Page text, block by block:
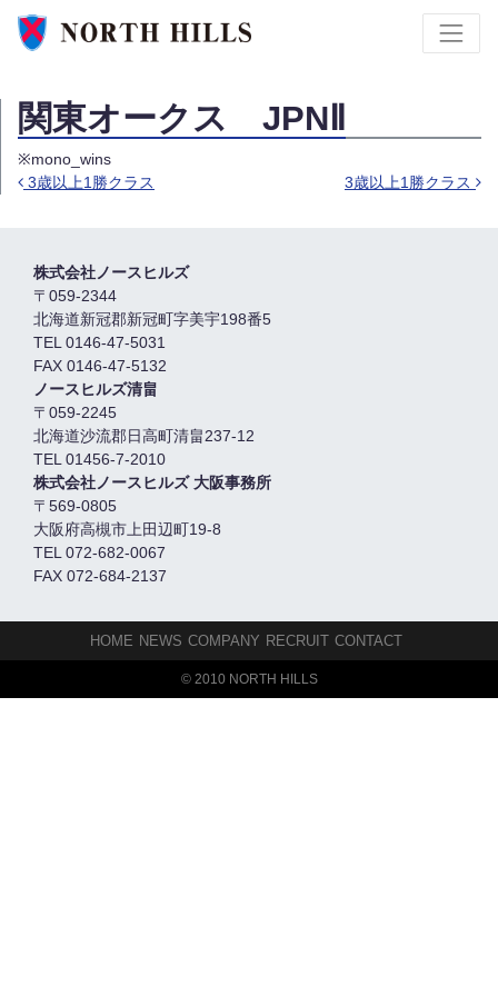
関東オークス JPNⅡ
※mono_wins
3歳以上1勝クラス 3歳以上1勝クラス
株式会社ノースヒルズ
〒059-2344
北海道新冠郡新冠町字美宇198番5
TEL 0146-47-5031
FAX 0146-47-5132
ノースヒルズ清畠
〒059-2245
北海道沙流郡日高町清畠237-12
TEL 01456-7-2010
株式会社ノースヒルズ 大阪事務所
〒569-0805
大阪府高槻市上田辺町19-8
TEL 072-682-0067
FAX 072-684-2137
HOME NEWS COMPANY RECRUIT CONTACT
© 2010 NORTH HILLS